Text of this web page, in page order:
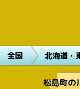
全国 北海道・
松島町